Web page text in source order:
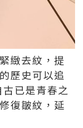
緻去紋，提
歷史可以追
已是青春之
復皺紋，延